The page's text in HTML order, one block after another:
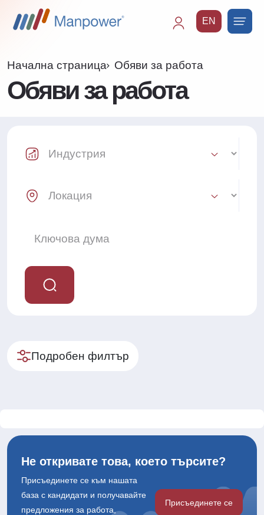
EN
Начална страница Обяви за работа
Обяви за работа
Industry Select
Location Select
Подробен филтър
Не откривате това, което търсите?
Присъединете се към нашата
база с кандидати и получавайте
предложения за работа,
Присъединете се